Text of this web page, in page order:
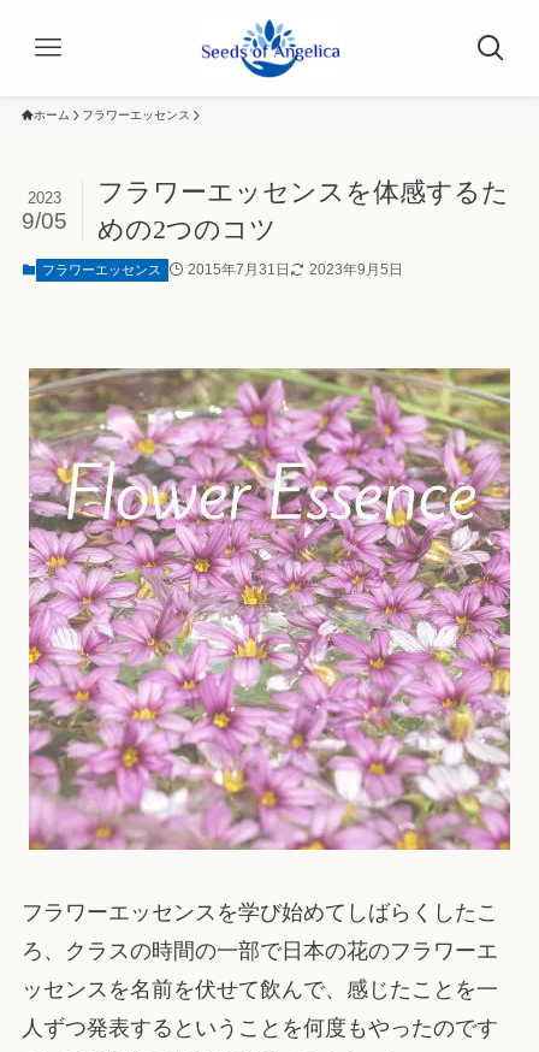
ホーム フラワーエッセンス
フラワーエッセンスを体感するた
めの2つのコツ
2023
9/05
フラワーエッセンス 2015年7月31日 2023年9月5日
フラワーエッセンスを学び始めてしばらくしたこ
ろ、クラスの時間の一部で日本の花のフラワーエ
ッセンスを名前を伏せて飲んで、感じたことを一
人ずつ発表するということを何度もやったのです